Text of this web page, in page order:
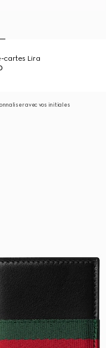
cartes Lira
avec vos initiales